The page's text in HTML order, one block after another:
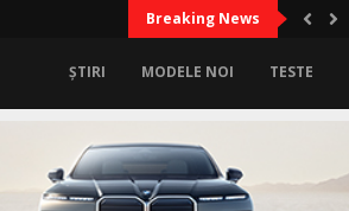
Breaking News
ȘTIRI MODELE NOI TESTE